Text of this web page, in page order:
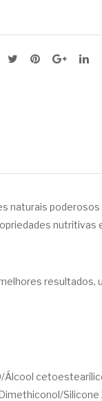
naturais
nutritivas
resultados,
Álcool
Silicone